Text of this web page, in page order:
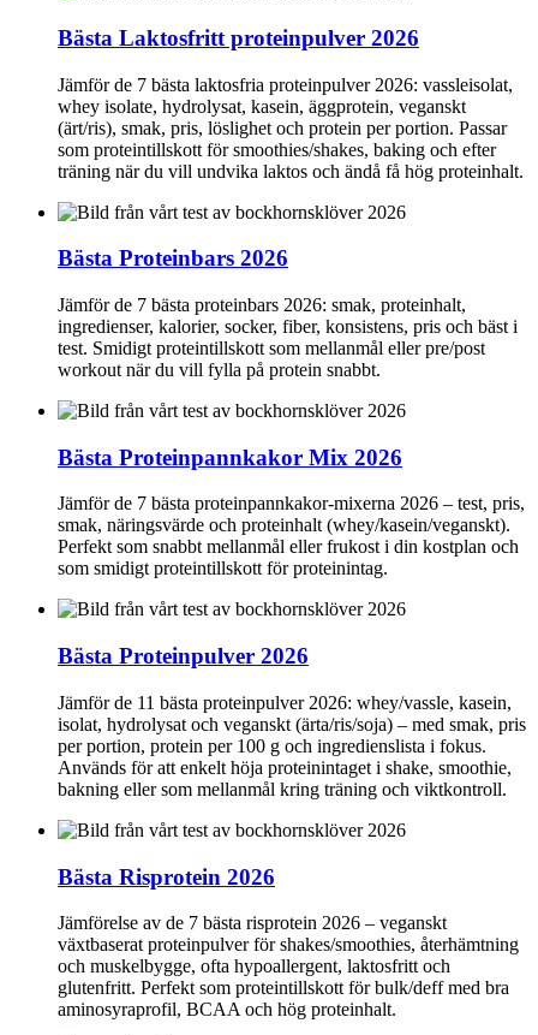
Bästa Laktosfritt proteinpulver 2026
Jämför de 7 bästa laktosfria proteinpulver 2026: vassleisolat,
whey isolate, hydrolysat, kasein, äggprotein, veganskt
(ärt/ris), smak, pris, löslighet och protein per portion. Passar
som proteintillskott för smoothies/shakes, baking och efter
träning när du vill undvika laktos och ändå få hög proteinhalt.
Bästa Proteinbars 2026
Jämför de 7 bästa proteinbars 2026: smak, proteinhalt,
ingredienser, kalorier, socker, fiber, konsistens, pris och bäst i
test. Smidigt proteintillskott som mellanmål eller pre/post
workout när du vill fylla på protein snabbt.
Bästa Proteinpannkakor Mix 2026
Jämför de 7 bästa proteinpannkakor-mixerna 2026 – test, pris,
smak, näringsvärde och proteinhalt (whey/kasein/veganskt).
Perfekt som snabbt mellanmål eller frukost i din kostplan och
som smidigt proteintillskott för proteinintag.
Bästa Proteinpulver 2026
Jämför de 11 bästa proteinpulver 2026: whey/vassle, kasein,
isolat, hydrolysat och veganskt (ärta/ris/soja) – med smak, pris
per portion, protein per 100 g och ingredienslista i fokus.
Används för att enkelt höja proteinintaget i shake, smoothie,
bakning eller som mellanmål kring träning och viktkontroll.
Bästa Risprotein 2026
Jämförelse av de 7 bästa risprotein 2026 – veganskt
växtbaserat proteinpulver för shakes/smoothies, återhämtning
och muskelbygge, ofta hypoallergent, laktosfritt och
glutenfritt. Perfekt som proteintillskott för bulk/deff med bra
aminosyraprofil, BCAA och hög proteinhalt.